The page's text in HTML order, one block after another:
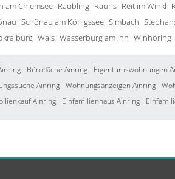
am Chiemsee Raubling Rauris Reit im Winkl
Schönau am Königssee Simbach
Wals Wasserburg am Inn Winhöring
Bürofläche Ainring Eigentumswohnungen
Ainring Wohnungsanzeigen Ainring
Ainring
Einfamilienhaus Ainring